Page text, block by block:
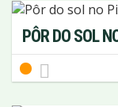
PÔR DO SOL